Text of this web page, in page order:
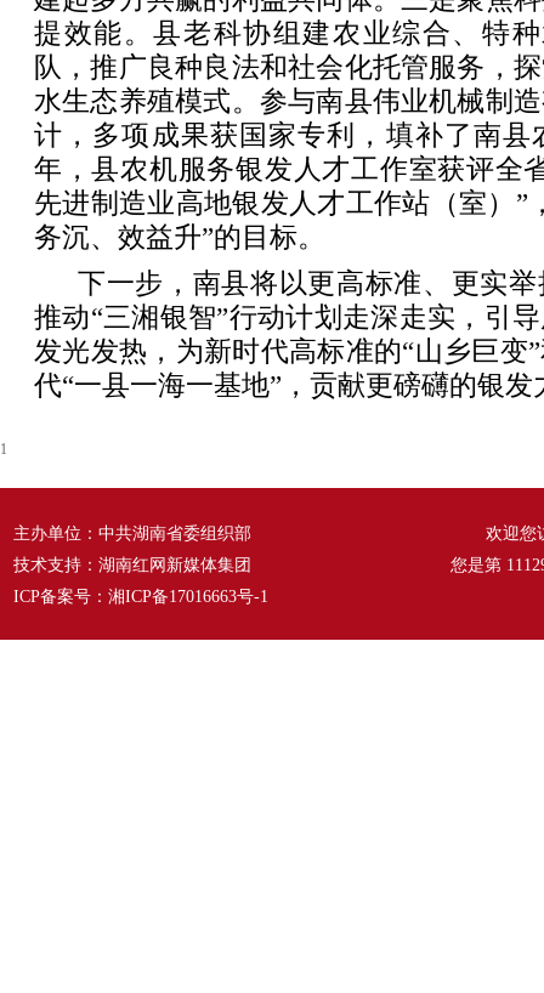
提效能。县老科协组建农业综合、特
队，推广良种良法和社会化托管服务，
水生态养殖模式。参与南县伟业机械制
计，多项成果获国家专利，填补了南县
年，县农机服务银发人才工作室获评全
先进制造业高地银发人才工作站（室）”
务沉、效益升”的目标。
下一步，南县将以更高标准、更实
推动“三湘银智”行动计划走深走实，引
发光发热，为新时代高标准的“山乡巨变
代“一县一海一基地”，贡献更磅礴的银发
1
主办单位：中共湖南省委组织部
技术支持：湖南红网新媒体集团
ICP备案号： 湘ICP备17016663号-1
欢迎您
您是第